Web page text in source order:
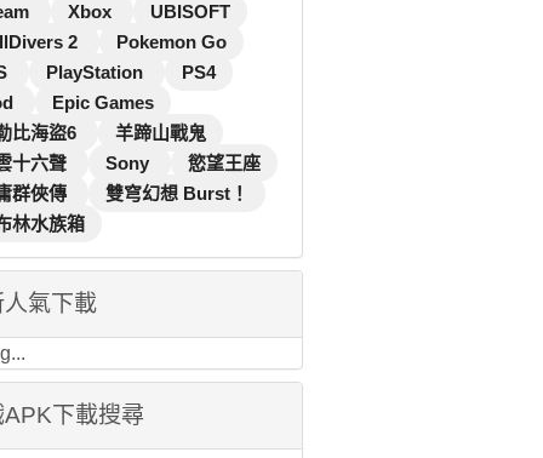
Xbox
UBISOFT
2
Pokemon Go
PlayStation
PS4
Epic Games
比海盜6
羊蹄山戰鬼
十六聲
Sony
慾望王座
群俠傳
雙穹幻想 Burst！
林水族箱
氣下載
下載搜尋